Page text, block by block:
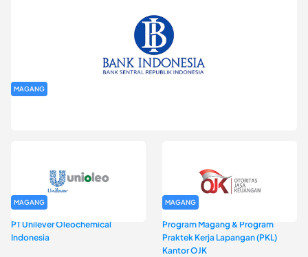
MAGANG
MAGANG
PT Unilever Oleochemical
Indonesia
MAGANG
Program Magang & Program
Praktek Kerja Lapangan (PKL)
Kantor OJK